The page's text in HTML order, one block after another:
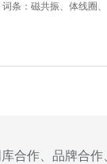
词条：磁共振、体线圈
合作、品牌合